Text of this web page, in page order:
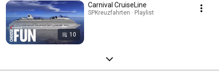
10
Carnival CruiseLine
SPKreuzfahrten · Playlist